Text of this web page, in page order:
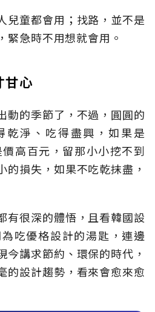
兒童都會用；找路，並不是
緊急時不用想就會用。
甘心
動的季節了，不過，圓圓的
乾淨、吃得盡興，如果是
高百元，留那小小挖不到
的損失，如果不吃乾抹盡，
有很深的體悟，且看韓國設
吃優格設計的湯匙，連邊
今講求節約、環保的時代，
的設計趨勢，看來會愈來愈